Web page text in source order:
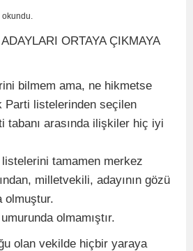
okundu.
ORTAYA ÇIKMAYA
bilmem ama, ne hikmetse
Parti listelerinden seçilen
tabanı arasında ilişkiler hiç iyi
tamamen merkez
milletvekili, adayının gözü
olmuştur.
olmamıştır.
olan vekilde hiçbir yaraya